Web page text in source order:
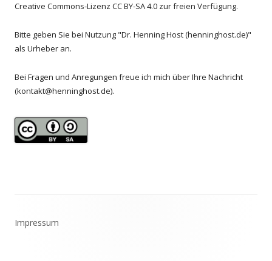
Creative Commons-Lizenz CC BY-SA 4.0 zur freien Verfügung.
Bitte geben Sie bei Nutzung "Dr. Henning Host (henninghost.de)"
als Urheber an.
Bei Fragen und Anregungen freue ich mich über Ihre Nachricht
(kontakt@henninghost.de).
Inhalt
Impressum